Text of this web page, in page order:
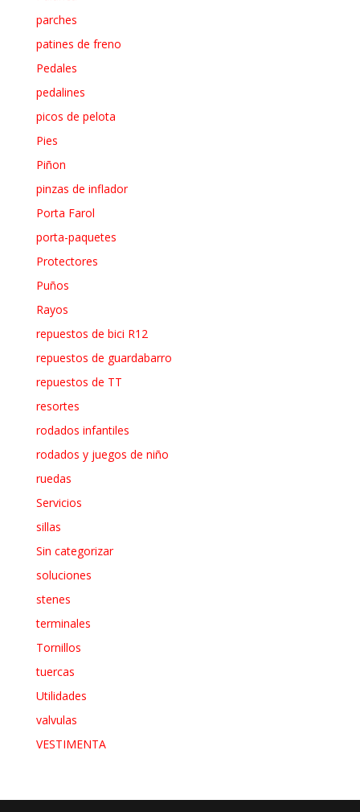
parches
patines de freno
Pedales
pedalines
picos de pelota
Pies
Piñon
pinzas de inflador
Porta Farol
porta-paquetes
Protectores
Puños
Rayos
repuestos de bici R12
repuestos de guardabarro
repuestos de TT
resortes
rodados infantiles
rodados y juegos de niño
ruedas
Servicios
sillas
Sin categorizar
soluciones
stenes
terminales
Tornillos
tuercas
Utilidades
valvulas
VESTIMENTA